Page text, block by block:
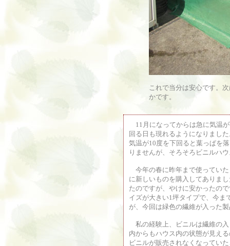
これで当分は安心です。
かです。
11月になってからは急に気温
回る日も現れるようになりまし
気温が10度を下回ると葉っぱを
りませんが、そろそろビニルハ
今年の春に昨年まで使ってい
に新しいものを購入してありま
たのですが、やけに安かったの
イズが大きい1坪タイプで、今ま
が、今回は緑色の繊維が入った
私の経験上、ビニルは繊維の
内からもハウス内の状態が見え
ビニルが販売されなくなってい